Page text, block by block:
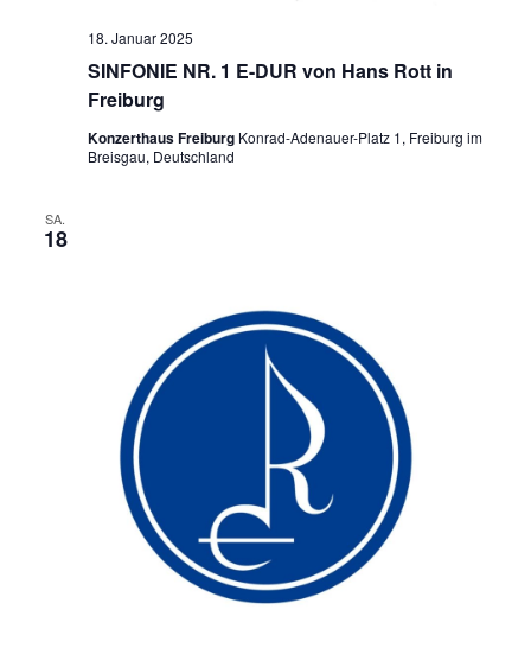
SINFONIE NR. 1 E-DUR von Hans Rott in
Freiburg
18. Januar 2025
Konzerthaus Freiburg Konrad-Adenauer-Platz 1, Freiburg im
Breisgau, Deutschland
SA.
18